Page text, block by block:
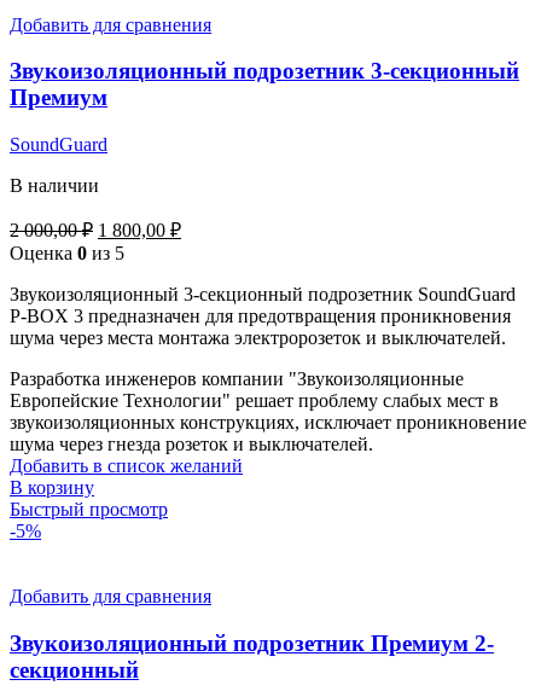
Добавить для сравнения
Звукоизоляционный подрозетник 3-секционный
Премиум
SoundGuard
В наличии
2 000,00₽ 1 800,00 ₽
Оценка 0 из 5
Звукоизоляционный 3-секционный подрозетник SoundGuard
P-BOX 3 предназначен для предотвращения проникновения
шума через места монтажа электророзеток и выключателей.
Разработка инженеров компании "Звукоизоляционные
Европейские Технологии" решает проблему слабых мест в
звукоизоляционных конструкциях, исключает проникновение
шума через гнезда розеток и выключателей.
Добавить в список желаний
В корзину
Быстрый просмотр
-5%
Добавить для сравнения
Звукоизоляционный подрозетник Премиум 2-
секционный